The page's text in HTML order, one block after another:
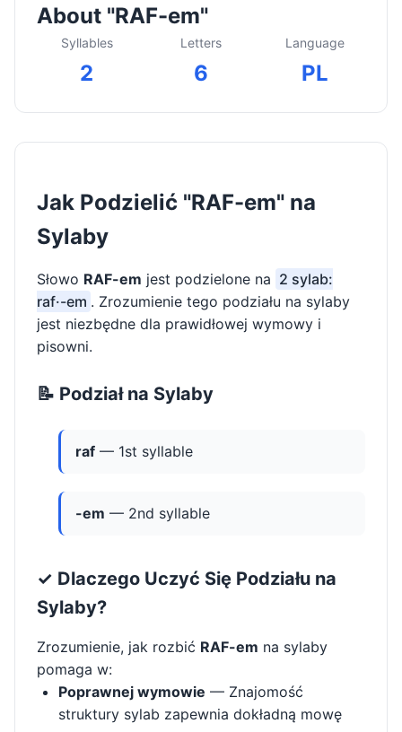
About "RAF-em"
Syllables
2
Letters
6
Language
PL
Jak Podzielić "RAF-em" na
Sylaby
Słowo RAF-em jest podzielone na 2 sylab:
raf·-em . Zrozumienie tego podziału na sylaby
jest niezbędne dla prawidłowej wymowy i
pisowni.
📝 Podział na Sylaby
raf — 1st syllable
-em — 2nd syllable
✓ Dlaczego Uczyć Się Podziału na
Sylaby?
Zrozumienie, jak rozbić RAF-em na sylaby
pomaga w:
Poprawnej wymowie — Znajomość
struktury sylab zapewnia dokładną mowę